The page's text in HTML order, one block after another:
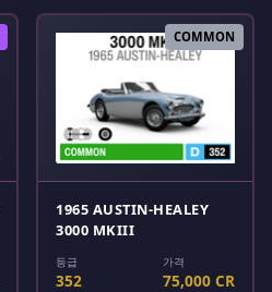
COMMON
1965 AUSTIN-HEALEY
3000 MKIII
등급
352
가격
75,000 CR